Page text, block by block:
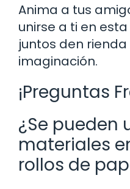
Anima a tus
unirse a ti en
juntos den
imaginación.
¡Preguntas
¿Se pueden
materiales
rollos de